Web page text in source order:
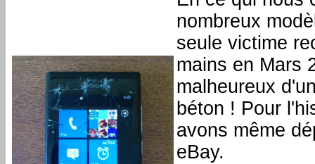
nombreux
seule victime
mains en Mars
malheureux
béton ! Pour
avons même
eBay.